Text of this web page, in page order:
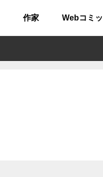
作家 Webコミ